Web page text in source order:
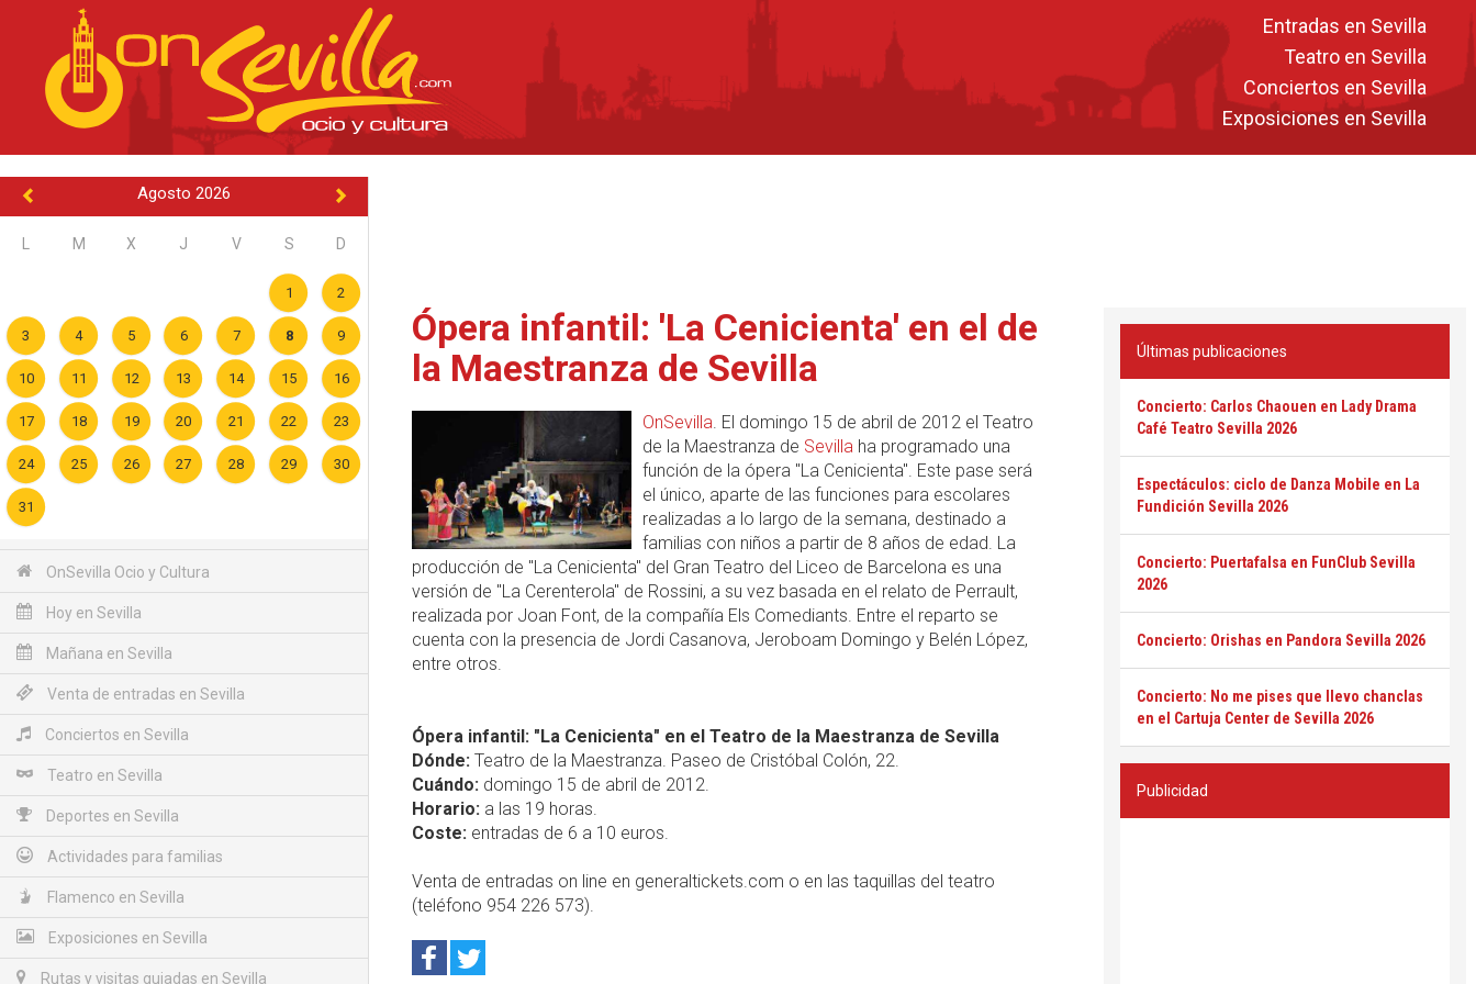
Entradas en Sevilla
Teatro en Sevilla
Conciertos en Sevilla
Exposiciones en Sevilla
Agosto 2026
M X J V S D
1 2
3 4 5 6 7 8 9
10 11 12 13 14 15 16
17 18 19 20 21 22 23
24 25 26 27 28 29 30
31
OnSevilla Ocio y Cultura
Hoy en Sevilla
Mañana en Sevilla
Venta de entradas en Sevilla
Conciertos en Sevilla
Teatro en Sevilla
Deportes en Sevilla
Actividades para familias
Flamenco en Sevilla
Exposiciones en Sevilla
Rutas y visitas guiadas en Sevilla
Ópera infantil: 'La Cenicienta' en el de
la Maestranza de Sevilla
OnSevilla. El domingo 15 de abril de 2012 el Teatro
de la Maestranza de Sevilla ha programado una
función de la ópera "La Cenicienta". Este pase será
el único, aparte de las funciones para escolares
realizadas a lo largo de la semana, destinado a
familias con niños a partir de 8 años de edad. La
producción de "La Cenicienta" del Gran Teatro del Liceo de Barcelona es una
versión de "La Cerenterola" de Rossini, a su vez basada en el relato de Perrault,
realizada por Joan Font, de la compañía Els Comediants. Entre el reparto se
cuenta con la presencia de Jordi Casanova, Jeroboam Domingo y Belén López,
entre otros.
Ópera infantil: "La Cenicienta" en el Teatro de la Maestranza de Sevilla
Dónde: Teatro de la Maestranza. Paseo de Cristóbal Colón, 22.
Cuándo: domingo 15 de abril de 2012.
Horario: a las 19 horas.
Coste: entradas de 6 a 10 euros.
Venta de entradas on line en generaltickets.com o en las taquillas del teatro
(teléfono 954 226 573).
Últimas publicaciones
Concierto: Carlos Chaouen en Lady Drama
Café Teatro Sevilla 2026
Espectáculos: ciclo de Danza Mobile en La
Fundición Sevilla 2026
Concierto: Puertafalsa en FunClub Sevilla
2026
Concierto: Orishas en Pandora Sevilla 2026
Concierto: No me pises que llevo chanclas
en el Cartuja Center de Sevilla 2026
Publicidad